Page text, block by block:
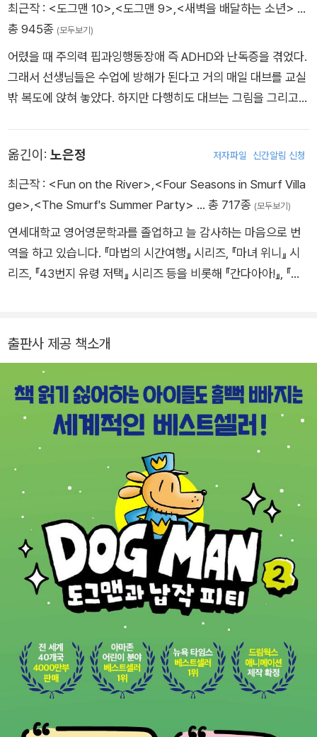
살아난 공룡 뼈다귀 등이 한데 뒤섞인 채 즉흥적으로 펼쳐지는 일
들을 우리는 마음 놓고 즐길 수 있다. 도그맨이 해결해 줄 테니까!
또한 이 책에는 말 그대로 ‘책장을 넘기는 즐거움’이 있다. 압축과
과장이 유연한 만화라는 갈래의 특성 덕분에 속도감을 느끼며 읽
을 수 있다. 종이책 형식을 재치 있게 활용한 부분들도 재미있는
는 모험을 향해 출발 준비를 마친 도그맨이 기다리고 있다. 이제
어린이가 책을 펼치기만 하면 된다.
최근작 : <도그맨 10>,<도그맨 9>,<새벽을 배달하는 소년> …
총 945종 (모두보기)
어렸을 때 주의력 핍과잉행동장애 즉 ADHD와 난독증을 겪었다.
그래서 선생님들은 수업에 방해가 된다고 거의 매일 대브를 교실
밖 복도에 앉혀 놓았다. 하지만 다행히도 대브는 그림을 그리고
『캡틴 언더팬츠』 이야기가 탄생했다. 초등학교 2학년 때 선생님
은 대브가 그린 만화책을 찢으며 평생 바보 같은 책을 만들면서
살 수는 없다고 말했다. 다행히도 대브는 말을 잘 듣는 아이가 아
옮긴이: 노은정 저자파일 신간알림 신청
최근작 : <Fun on the River>,<Four Seasons in Smurf Villa
ge>,<The Smurf's Summer Party> … 총 717종 (모두보기)
연세대학교 영어영문학과를 졸업하고 늘 감사하는 마음으로 번
역을 하고 있습니다. 『마법의 시간여행』 시리즈, 『마녀 위니』 시
리즈, 『43번지 유령 저택』 시리즈 등을 비롯해 『간다아아!』, 『여
출판사 제공 책소개